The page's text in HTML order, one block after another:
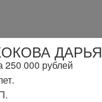
ДАРЬЯ
000 рублей